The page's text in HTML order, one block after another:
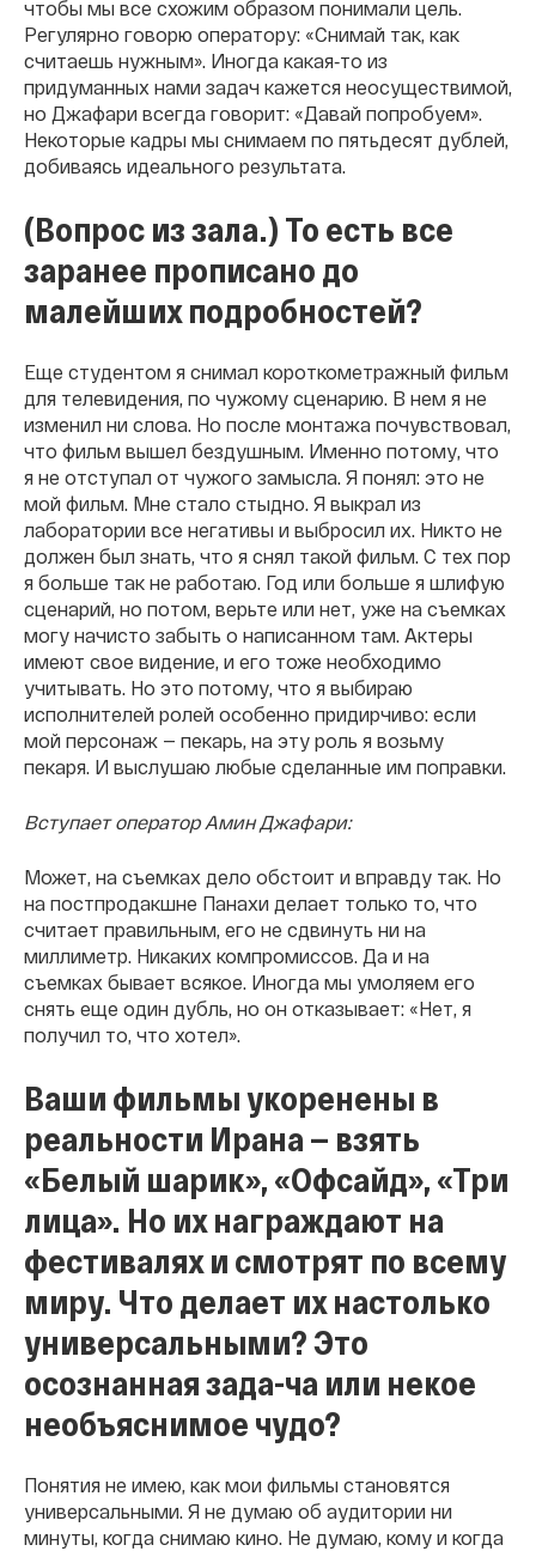
чтобы мы все схожим образом понимали цель.
Регулярно говорю оператору: «Снимай так, как
считаешь нужным». Иногда какая‐то из
придуманных нами задач кажется неосуществимой,
но Джафари всегда говорит: «Давай попробуем».
Некоторые кадры мы снимаем по пятьдесят дублей,
добиваясь идеального результата.
(Вопрос из зала.) То есть все
заранее прописано до
малейших подробностей?
Еще студентом я снимал короткометражный фильм
для телевидения, по чужому сценарию. В нем я не
изменил ни слова. Но после монтажа почувствовал,
что фильм вышел бездушным. Именно потому, что
я не отступал от чужого замысла. Я понял: это не
мой фильм. Мне стало стыдно. Я выкрал из
лаборатории все негативы и выбросил их. Никто не
должен был знать, что я снял такой фильм. С тех пор
я больше так не работаю. Год или больше я шлифую
сценарий, но потом, верьте или нет, уже на съемках
могу начисто забыть о написанном там. Актеры
имеют свое видение, и его тоже необходимо
учитывать. Но это потому, что я выбираю
исполнителей ролей особенно придирчиво: если
мой персонаж — пекарь, на эту роль я возьму
пекаря. И выслушаю любые сделанные им поправки.
Вступает оператор Амин Джафари:
Может, на съемках дело обстоит и вправду так. Но
на постпродакшне Панахи делает только то, что
считает правильным, его не сдвинуть ни на
миллиметр. Никаких компромиссов. Да и на
съемках бывает всякое. Иногда мы умоляем его
снять еще один дубль, но он отказывает: «Нет, я
получил то, что хотел».
Ваши фильмы укоренены в
реальности Ирана — взять
«Белый шарик», «Офсайд», «Три
лица». Но их награждают на
фестивалях и смотрят по всему
миру. Что делает их настолько
универсальными? Это
осознанная зада-ча или некое
необъяснимое чудо?
Понятия не имею, как мои фильмы становятся
универсальными. Я не думаю об аудитории ни
минуты, когда снимаю кино. Не думаю, кому и когда